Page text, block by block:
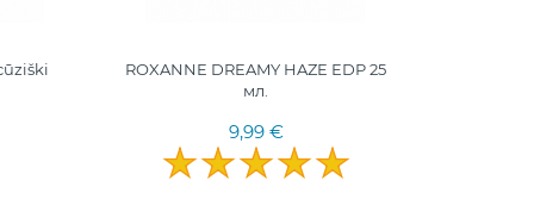
ROXANNE DREAMY HAZE EDP 25
мл.
9,99 €